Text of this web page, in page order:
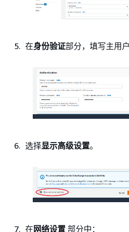
在身份验证部分，填写主用
选择显示高级设置。
在网络设置 部分中：